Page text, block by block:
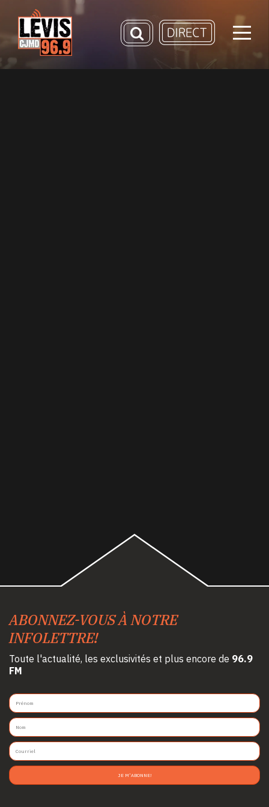
ABONNEZ-VOUS À NOTRE
INFOLETTRE!
Toute l'actualité, les exclusivités et plus encore de 96.9
FM
JE M'ABONNE!